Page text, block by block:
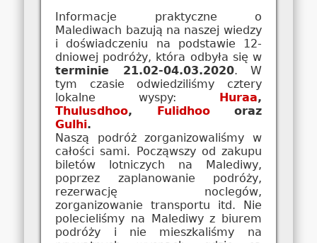
Informacje praktyczne o
Malediwach bazują na naszej wiedzy
i doświadczeniu na podstawie 12-
dniowej podróży, która odbyła się w
terminie 21.02-04.03.2020. W
tym czasie odwiedziliśmy cztery
lokalne wyspy:
Huraa,
Thulusdhoo, Fulidhoooraz
Gulhi.
Naszą podróż zorganizowaliśmy w
całości sami. Począwszy od zakupu
biletów lotniczych na Malediwy,
poprzez zaplanowanie podróży,
rezerwację noclegów,
zorganizowanie transportu itd. Nie
polecieliśmy na Malediwy z biurem
podróży i nie mieszkaliśmy na